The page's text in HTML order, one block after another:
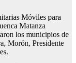
Móviles para
Matanza
los municipios de
Morón, Presidente